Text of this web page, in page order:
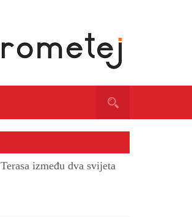
Terasa između dva svijeta